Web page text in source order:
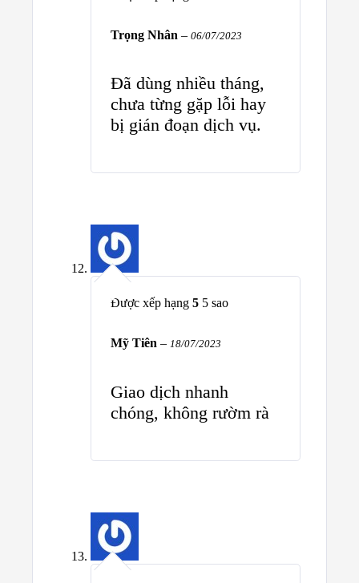
Trọng Nhân – 06/07/2023
Đã dùng nhiều tháng,
chưa từng gặp lỗi hay
bị gián đoạn dịch vụ.
Được xếp hạng 5 5 sao
Mỹ Tiên – 18/07/2023
Giao dịch nhanh
chóng, không rườm rà